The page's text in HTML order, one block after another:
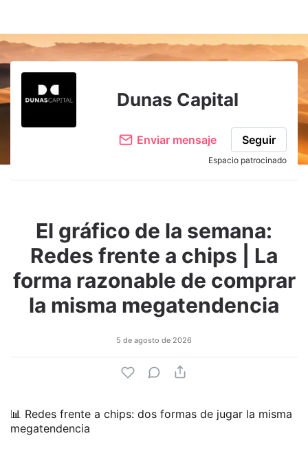
Dunas Capital
Enviar mensaje Seguir
Espacio patrocinado
El gráfico de la semana:
Redes frente a chips | La
forma razonable de comprar
la misma megatendencia
5 de agosto de 2026
📊 Redes frente a chips: dos formas de jugar la misma
megatendencia